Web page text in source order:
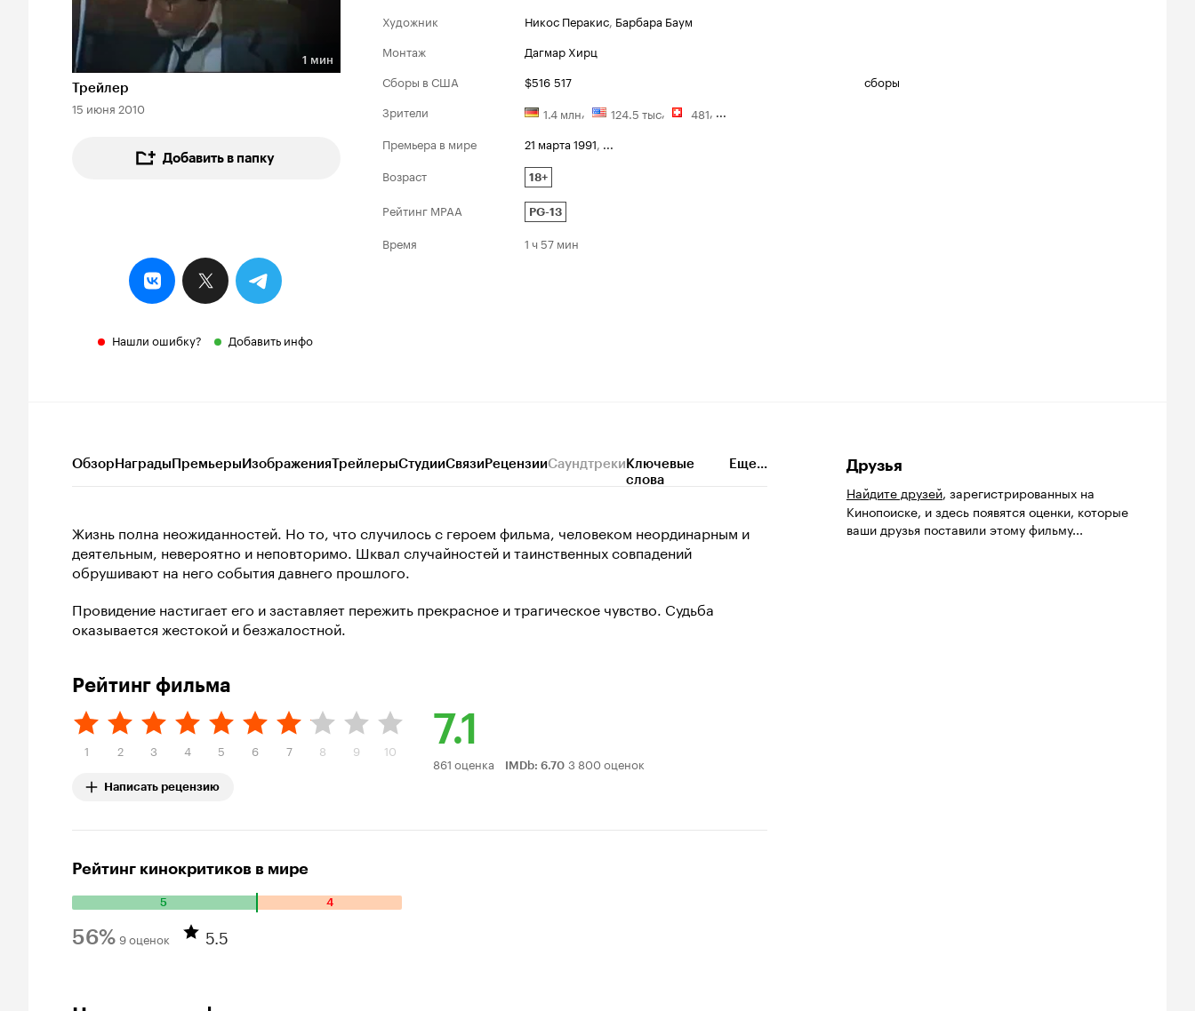
Длительность 1 мин
1 мин
Трейлер
15 июня 2010
Добавить в папку
Нашли ошибку? Добавить инфо
Художник
Никос Перакис, Барбара Баум
Монтаж
Дагмар Хирц
Сборы в США
$516 517
сборы
Зрители
1.4 млн, 124.5 тыс, 481, ...
Премьера в мире
21 марта 1991
Возраст
18+
Рейтинг MPAA PG-13
Время 1 ч 57 мин
ОбзорНаградыПремьерыИзображенияТрейлерыСтудииСвязиРецензииСаундтрекиКлючевые
слова
Еще...
Жизнь полна неожиданностей. Но то, что случилось с героем фильма, человеком неординарным и
деятельным, невероятно и неповторимо. Шквал случайностей и таинственных совпадений
обрушивают на него события давнего прошлого.
Провидение настигает его и заставляет пережить прекрасное и трагическое чувство. Судьба
оказывается жестокой и безжалостной.
Рейтинг фильма
1 2 3 4 5 6 7 8 9 10
Написать рецензию
7.1
Рейтинг
861 оценка IMDb: 6.70 3 800 оценок
Рейтинг кинокритиков в мире
5 4
Количество положительных оценок: 5. Количество отрицательных оценок: 4.
56% 9 оценок 5.5
Друзья
Найдите друзей, зарегистрированных на
Кинопоиске, и здесь появятся оценки, которые
ваши друзья поставили этому фильму...